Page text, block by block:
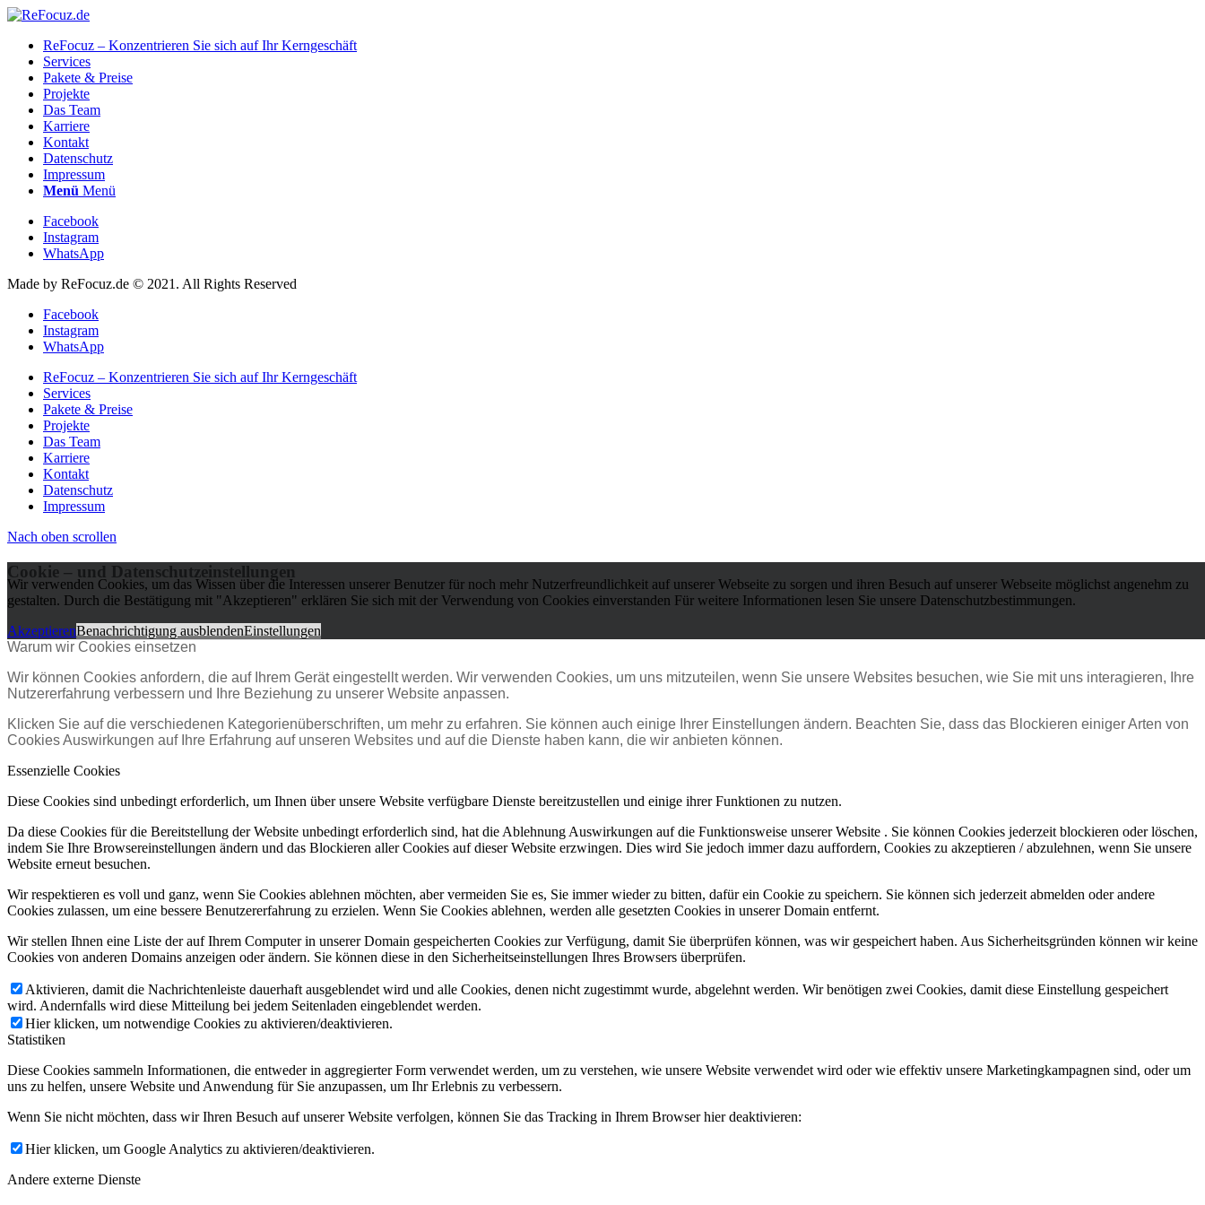
ReFocuz – Konzentrieren Sie sich auf Ihr Kerngeschäft
Services
Pakete & Preise
Projekte
Das Team
Karriere
Kontakt
Datenschutz
Impressum
Menü Menü
Facebook
Instagram
WhatsApp
Made by ReFocuz.de © 2021. All Rights Reserved
Facebook
Instagram
WhatsApp
ReFocuz – Konzentrieren Sie sich auf Ihr Kerngeschäft
Services
Pakete & Preise
Projekte
Das Team
Karriere
Kontakt
Datenschutz
Impressum
Nach oben scrollen
Wir verwenden Cookies, um das Wissen über die Interessen unserer Benutzer für noch mehr Nutzerfreundlichkeit auf unserer Webseite zu sorgen und ihren Besuch auf unserer Webseite möglichst angenehm zu
gestalten. Durch die Bestätigung mit "Akzeptieren" erklären Sie sich mit der Verwendung von Cookies einverstanden Für weitere Informationen lesen Sie unsere Datenschutzbestimmungen.
AkzeptierenBenachrichtigung ausblendenEinstellungen
Cookie – und Datenschutzeinstellungen
Warum wir Cookies einsetzen
Wir können Cookies anfordern, die auf Ihrem Gerät eingestellt werden. Wir verwenden Cookies, um uns mitzuteilen, wenn Sie unsere Websites besuchen, wie Sie mit uns interagieren, Ihre
Nutzererfahrung verbessern und Ihre Beziehung zu unserer Website anpassen.
Klicken Sie auf die verschiedenen Kategorienüberschriften, um mehr zu erfahren. Sie können auch einige Ihrer Einstellungen ändern. Beachten Sie, dass das Blockieren einiger Arten von
Cookies Auswirkungen auf Ihre Erfahrung auf unseren Websites und auf die Dienste haben kann, die wir anbieten können.
Essenzielle Cookies
Diese Cookies sind unbedingt erforderlich, um Ihnen über unsere Website verfügbare Dienste bereitzustellen und einige ihrer Funktionen zu nutzen.
Da diese Cookies für die Bereitstellung der Website unbedingt erforderlich sind, hat die Ablehnung Auswirkungen auf die Funktionsweise unserer Website . Sie können Cookies jederzeit blockieren oder löschen,
indem Sie Ihre Browsereinstellungen ändern und das Blockieren aller Cookies auf dieser Website erzwingen. Dies wird Sie jedoch immer dazu auffordern, Cookies zu akzeptieren / abzulehnen, wenn Sie unsere
Website erneut besuchen.
Wir respektieren es voll und ganz, wenn Sie Cookies ablehnen möchten, aber vermeiden Sie es, Sie immer wieder zu bitten, dafür ein Cookie zu speichern. Sie können sich jederzeit abmelden oder andere
Cookies zulassen, um eine bessere Benutzererfahrung zu erzielen. Wenn Sie Cookies ablehnen, werden alle gesetzten Cookies in unserer Domain entfernt.
Wir stellen Ihnen eine Liste der auf Ihrem Computer in unserer Domain gespeicherten Cookies zur Verfügung, damit Sie überprüfen können, was wir gespeichert haben. Aus Sicherheitsgründen können wir keine
Cookies von anderen Domains anzeigen oder ändern. Sie können diese in den Sicherheitseinstellungen Ihres Browsers überprüfen.
Aktivieren, damit die Nachrichtenleiste dauerhaft ausgeblendet wird und alle Cookies, denen nicht zugestimmt wurde, abgelehnt werden. Wir benötigen zwei Cookies, damit diese Einstellung gespeichert
wird. Andernfalls wird diese Mitteilung bei jedem Seitenladen eingeblendet werden.
Hier klicken, um notwendige Cookies zu aktivieren/deaktivieren.
Statistiken
Diese Cookies sammeln Informationen, die entweder in aggregierter Form verwendet werden, um zu verstehen, wie unsere Website verwendet wird oder wie effektiv unsere Marketingkampagnen sind, oder um
uns zu helfen, unsere Website und Anwendung für Sie anzupassen, um Ihr Erlebnis zu verbessern.
Wenn Sie nicht möchten, dass wir Ihren Besuch auf unserer Website verfolgen, können Sie das Tracking in Ihrem Browser hier deaktivieren:
Hier klicken, um Google Analytics zu aktivieren/deaktivieren.
Andere externe Dienste